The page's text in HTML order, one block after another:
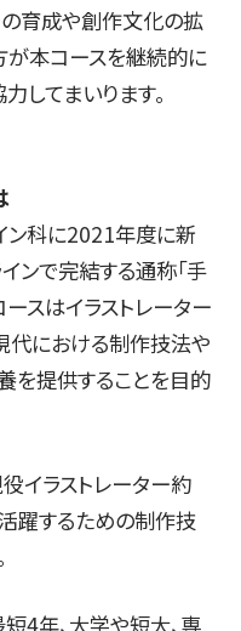
の育成や創作文化の拡
が本コースを継続的に
してまいります。
科に2021年度に新
ンで完結する通称「手
ースはイラストレーター
代における制作技法や
を提供することを目的
イラストレーター約
躍するための制作技
4年、大学や短大、専